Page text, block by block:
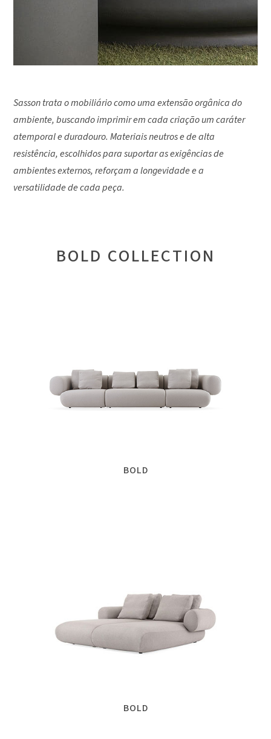
Sasson trata o mobiliário como uma extensão orgânica do
ambiente, buscando imprimir em cada criação um caráter
atemporal e duradouro. Materiais neutros e de alta
resistência, escolhidos para suportar as exigências de
ambientes externos, reforçam a longevidade e a
versatilidade de cada peça.
BOLD COLLECTION
BOLD
BOLD